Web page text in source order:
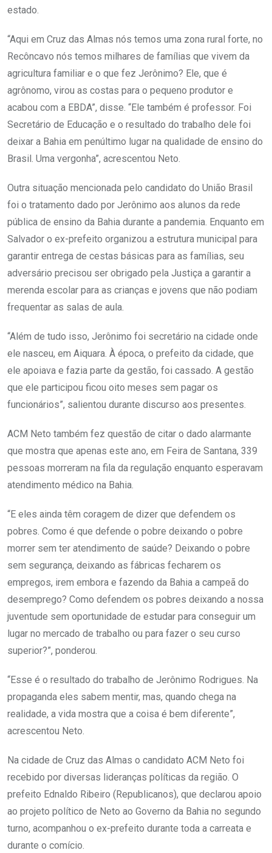
estado.
“Aqui em Cruz das Almas nós temos uma zona rural forte, no
Recôncavo nós temos milhares de famílias que vivem da
agricultura familiar e o que fez Jerônimo? Ele, que é
agrônomo, virou as costas para o pequeno produtor e
acabou com a EBDA”, disse. “Ele também é professor. Foi
Secretário de Educação e o resultado do trabalho dele foi
deixar a Bahia em penúltimo lugar na qualidade de ensino do
Brasil. Uma vergonha”, acrescentou Neto.
Outra situação mencionada pelo candidato do União Brasil
foi o tratamento dado por Jerônimo aos alunos da rede
pública de ensino da Bahia durante a pandemia. Enquanto em
Salvador o ex-prefeito organizou a estrutura municipal para
garantir entrega de cestas básicas para as famílias, seu
adversário precisou ser obrigado pela Justiça a garantir a
merenda escolar para as crianças e jovens que não podiam
frequentar as salas de aula.
“Além de tudo isso, Jerônimo foi secretário na cidade onde
ele nasceu, em Aiquara. À época, o prefeito da cidade, que
ele apoiava e fazia parte da gestão, foi cassado. A gestão
que ele participou ficou oito meses sem pagar os
funcionários”, salientou durante discurso aos presentes.
ACM Neto também fez questão de citar o dado alarmante
que mostra que apenas este ano, em Feira de Santana, 339
pessoas morreram na fila da regulação enquanto esperavam
atendimento médico na Bahia.
“E eles ainda têm coragem de dizer que defendem os
pobres. Como é que defende o pobre deixando o pobre
morrer sem ter atendimento de saúde? Deixando o pobre
sem segurança, deixando as fábricas fecharem os
empregos, irem embora e fazendo da Bahia a campeã do
desemprego? Como defendem os pobres deixando a nossa
juventude sem oportunidade de estudar para conseguir um
lugar no mercado de trabalho ou para fazer o seu curso
superior?”, ponderou.
“Esse é o resultado do trabalho de Jerônimo Rodrigues. Na
propaganda eles sabem mentir, mas, quando chega na
realidade, a vida mostra que a coisa é bem diferente”,
acrescentou Neto.
Na cidade de Cruz das Almas o candidato ACM Neto foi
recebido por diversas lideranças políticas da região. O
prefeito Ednaldo Ribeiro (Republicanos), que declarou apoio
ao projeto político de Neto ao Governo da Bahia no segundo
turno, acompanhou o ex-prefeito durante toda a carreata e
durante o comício.